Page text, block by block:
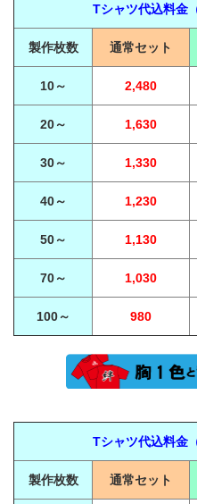
Tシャツ代込料金
製作枚数 通常セット
10～ 2,480
20～ 1,630
30～ 1,330
40～ 1,230
50～ 1,130
70～ 1,030
100～ 980
Tシャツ代込料金
製作枚数 通常セット